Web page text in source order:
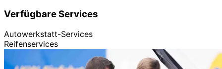
Verfügbare Services
Autowerkstatt-Services
Reifenservices